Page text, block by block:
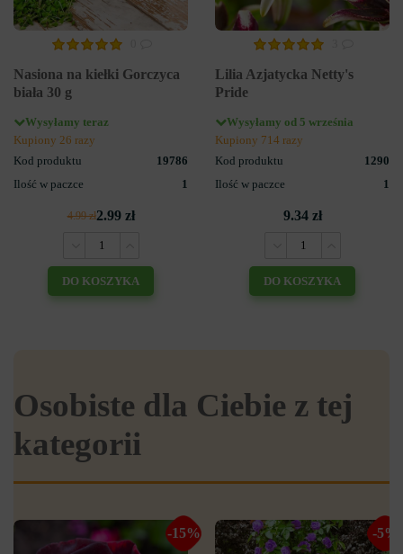
Nasiona na kiełki Gorczyca
biała 30 g
Wysyłamy teraz
Kupiony 26 razy
Kod produktu
19786
Ilość w paczce
1
4.99 zł2.99 zł
DO KOSZYKA
Lilia Azjatycka Netty's
Pride
Wysyłamy od 5 września
Kupiony 714 razy
Kod produktu
1290
Ilość w paczce
1
9.34 zł
DO KOSZYKA
Osobiste dla Ciebie z tej
kategorii
-15% -5%